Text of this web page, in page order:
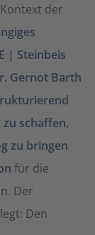
der
| Steinbeis
Gernot Barth
schaffen,
zu bringen
für die
Der
Den